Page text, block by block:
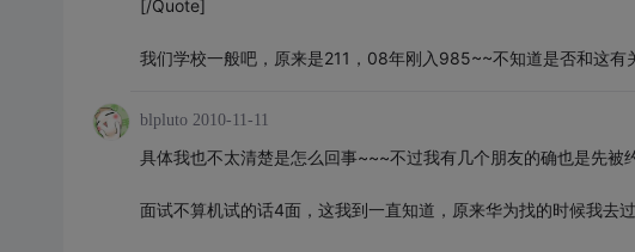
[/Quote]
我们学校一般吧，原来是211，08年刚入985~~不知道是否和这有
blpluto 2010-11-11
具体我也不太清楚是怎么回事~~~不过我有几个朋友的确也是先被
面试不算机试的话4面，这我到一直知道，原来华为找的时候我去